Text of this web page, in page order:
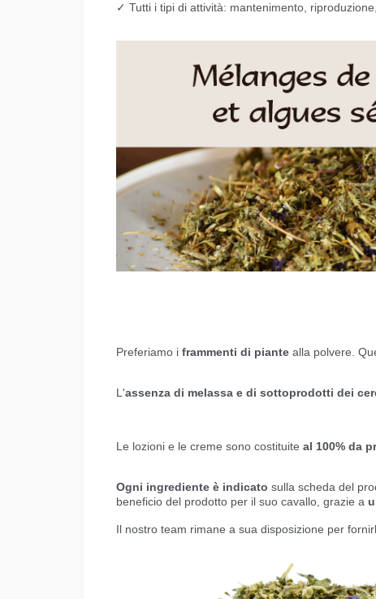
✓ Tutti i tipi di attività: mantenimento,
Preferiamo i frammenti di piante alla polvere.
L'assenza di melassa e di sottoprodotti dei
Le lozioni e le creme sono costituite al 100% da
Ogni ingrediente è indicato sulla scheda del
beneficio del prodotto per il suo cavallo, grazie a
Il nostro team rimane a sua disposizione per